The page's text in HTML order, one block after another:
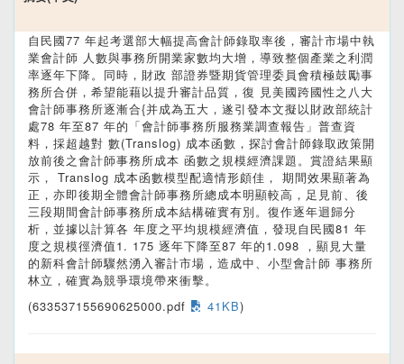
自民國77 年起考選部大幅提高會計師錄取率後，審計市場中執
業會計師 人數與事務所開業家數均大增，導致整個產業之利潤
率逐年下降。同時，財政 部證券暨期貨管理委員會積極鼓勵事
務所合併，希望能藉以提升審計品質，復 見美國跨國性之八大
會計師事務所逐漸合{并成為五大，遂引發本文擬以財政部統計
處78 年至87 年的「會計師事務所服務業調查報告」普查資
料，採超越對 數(Translog) 成本函數，探討會計師錄取政策開
放前後之會計師事務所成本 函數之規模經濟課題。賞證結果顯
示， Translog 成本函數模型配適情形頗佳， 期間效果顯著為
正，亦即後期全體會計師事務所總成本明顯較高，足見前、後
三段期間會計師事務所成本結構確實有別。復作逐年迴歸分
析，並據以計算各 年度之平均規模經濟值，發現自民國81 年
度之規模徑濟值1. 175 逐年下降至87 年的1.098 ，顯見大量
的新科會計師驟然湧入審計市場，造成中、小型會計師 事務所
林立，確實為競爭環境帶來衝擊。
(633537155690625000.pdf
41KB)